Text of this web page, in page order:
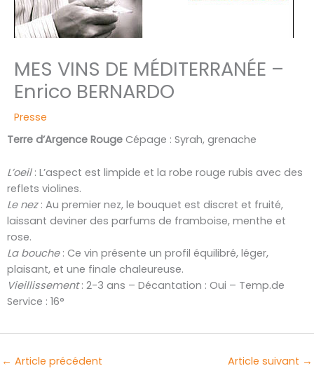
MES VINS DE MÉDITERRANÉE –
Enrico BERNARDO
Presse
Terre d’Argence Rouge Cépage : Syrah, grenache
L’oeil: L’aspect est limpide et la robe rouge rubis avec des
reflets violines.
Le nez: Au premier nez, le bouquet est discret et fruité,
laissant deviner des parfums de framboise, menthe et
rose.
La bouche: Ce vin présente un profil équilibré, léger,
plaisant, et une finale chaleureuse.
Vieillissement: 2-3 ans – Décantation : Oui – Temp.de
Service : 16°
← Article précédent Article suivant →